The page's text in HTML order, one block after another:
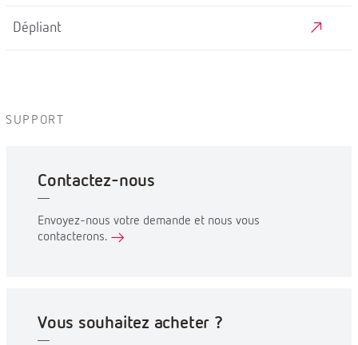
Dépliant
SUPPORT
Contactez-nous
Envoyez-nous votre demande et nous vous
contacterons.
Vous souhaitez acheter ?